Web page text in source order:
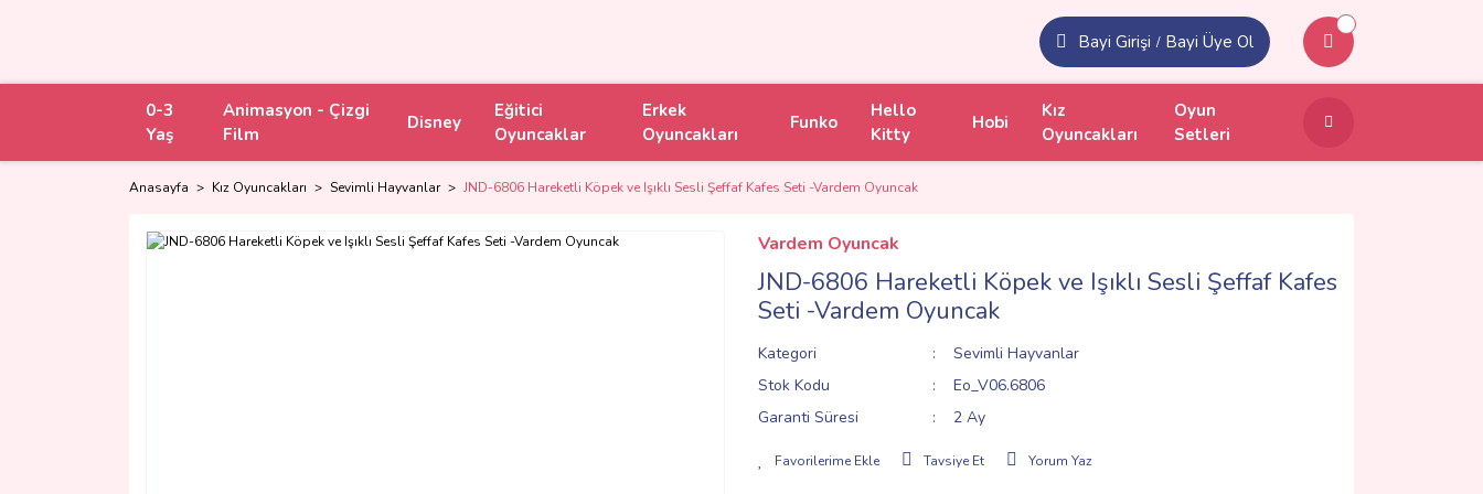
Bayi Girişi / Bayi Üye Ol
0-3
Yaş
Animasyon - Çizgi
Film
Disney
Eğitici
Oyuncaklar
Erkek
Oyuncakları
Funko
Hello
Kitty
Hobi
Kız
Oyuncakları
Oyun
Setleri
Anasayfa Kız Oyuncakları Sevimli Hayvanlar JND-6806 Hareketli Köpek ve Işıklı Sesli Şeffaf Kafes Seti -Vardem Oyuncak
Vardem Oyuncak
JND-6806 Hareketli Köpek ve Işıklı Sesli Şeffaf Kafes
Seti -Vardem Oyuncak
Kategori
Sevimli Hayvanlar
Stok Kodu
Eo_V06.6806
Garanti Süresi
2 Ay
Tavsiye Et Yorum Yaz